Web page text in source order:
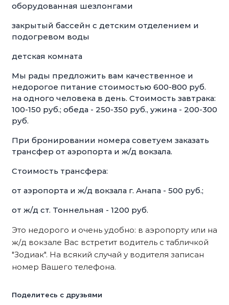
оборудованная шезлонгами
закрытый бассейн с детским отделением и
подогревом воды
детская комната
Мы рады предложить вам качественное и
недорогое питание стоимостью 600-800 руб.
на одного человека в день. Стоимость завтрака:
100-150 руб.; обеда - 250-350 руб., ужина - 200-300
руб.
При бронировании номера советуем заказать
трансфер от аэропорта и ж/д вокзала.
Стоимость трансфера:
от аэропорта и ж/д вокзала г. Анапа - 500 руб.;
от ж/д ст. Тоннельная - 1200 руб.
Это недорого и очень удобно: в аэропорту или на
ж/д вокзале Вас встретит водитель с табличкой
"Зодиак". На всякий случай у водителя записан
номер Вашего телефона.
Поделитесь с друзьями